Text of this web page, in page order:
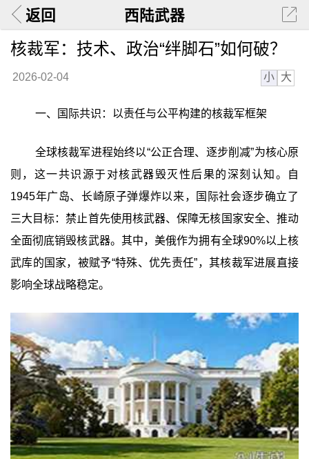
返回 西陆武器
核裁军：技术、政治“绊脚石”如何破？
2026-02-04 小 大
一、国际共识：以责任与公平构建的核裁军框架
全球核裁军进程始终以“公正合理、逐步削减”为核心原
则，这一共识源于对核武器毁灭性后果的深刻认知。自
1945年广岛、长崎原子弹爆炸以来，国际社会逐步确立了
三大目标：禁止首先使用核武器、保障无核国家安全、推动
全面彻底销毁核武器。其中，美俄作为拥有全球90%以上核
武库的国家，被赋予“特殊、优先责任”，其核裁军进展直接
影响全球战略稳定。